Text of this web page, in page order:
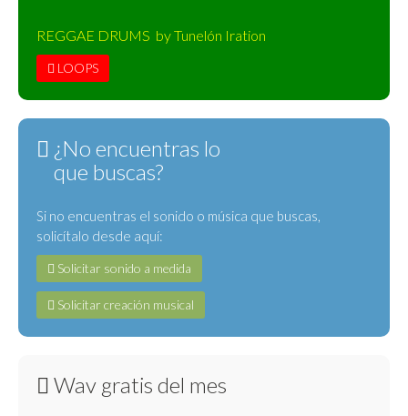
REGGAE DRUMS by Tunelón Iration
LOOPS
¿No encuentras lo
que buscas?
Si no encuentras el sonido o música que buscas,
solicítalo desde aquí:
Solicitar sonido a medida
Solicitar creación musical
Wav gratis del mes